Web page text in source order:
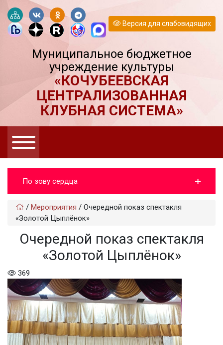
Версия для слабовидящих
Муниципальное бюджетное
учреждение культуры
«КОЧУБЕЕВСКАЯ
ЦЕНТРАЛИЗОВАННАЯ
КЛУБНАЯ СИСТЕМА»
По зову сердца
/ Мероприятия / Очередной показ спектакля
«Золотой Цыплёнок»
Очередной показ спектакля
«Золотой Цыплёнок»
369